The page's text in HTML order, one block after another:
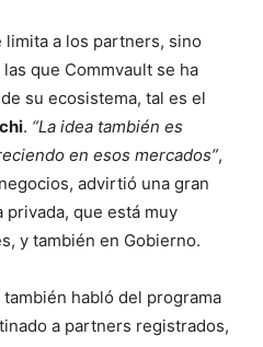
limita a los partners, sino
que Commvault se ha
su ecosistema, tal es el
. “La idea también es
en esos mercados”,
advirtió una gran
que está muy
y también en Gobierno.
habló del programa
a partners registrados,